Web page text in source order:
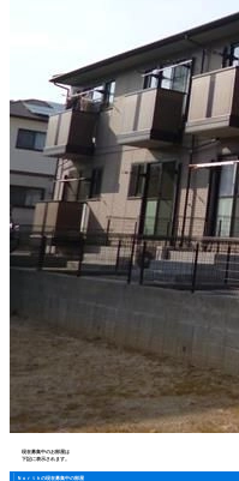
現在募集中のお部屋は
下記に表示されます。
Ｎｏｒｔｈの現在募集中の部屋